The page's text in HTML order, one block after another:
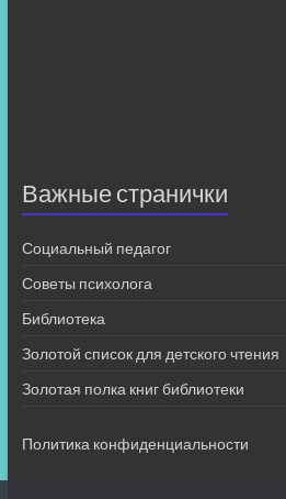
Важные странички
Социальный педагог
Советы психолога
Библиотека
Золотой список для детского чтения
Золотая полка книг библиотеки
Политика конфиденциальности